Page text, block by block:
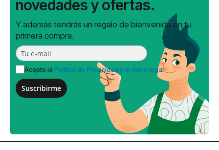
novedades y ofertas.
Y además tendrás un regalo de bienvenida en tu
primera compra.
Acepto la Política de Privacidad y el Aviso legal
Suscribirme